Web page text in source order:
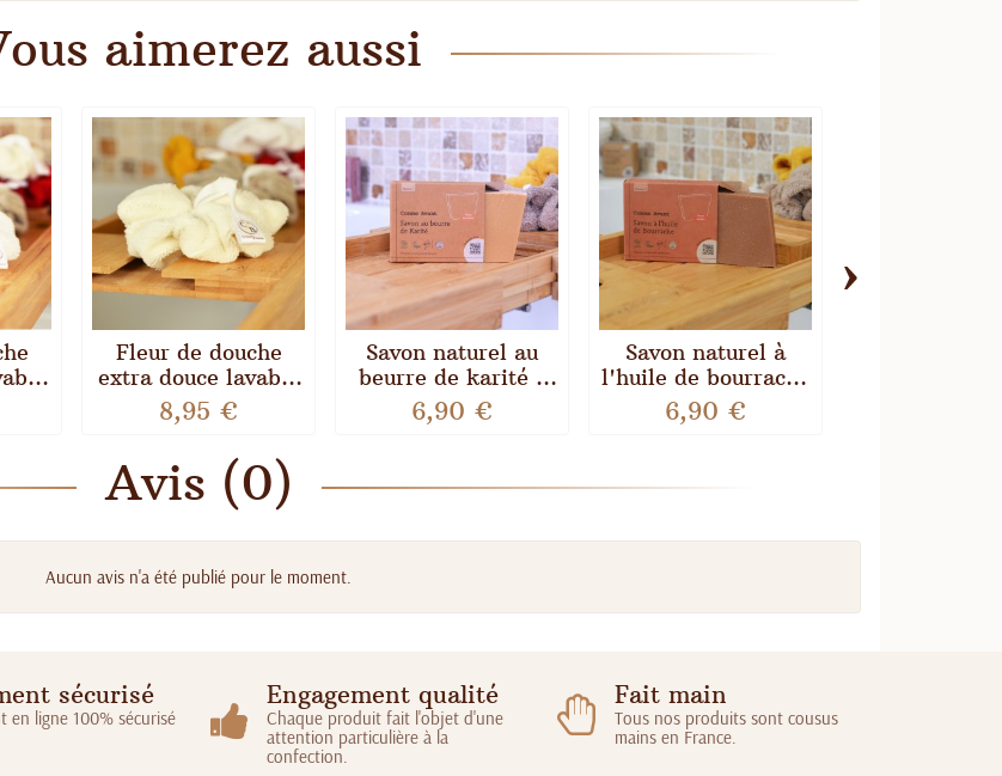
aimerez aussi
Fleur de douche
extra douce lavable
en micro éponge
bambou Écru
8,95 €
Savon naturel au
beurre de karité -
Comme Avant
6,90 €
Savon naturel à
l'huile de bourrache
- Comme Avant
6,90 €
›
Avis (0)
Aucun avis n'a été publié pour le moment.
sécurisé
en ligne 100% sécurisé
Engagement qualité
Chaque produit fait l'objet d'une
attention particulière à la
confection.
Fait main
Tous nos produits sont cousus
mains en France.